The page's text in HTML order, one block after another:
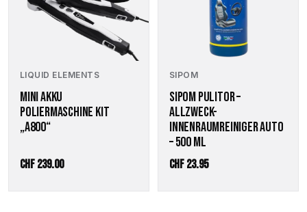
LIQUID ELEMENTS
MINI AKKU
POLIERMASCHINE KIT
„A800“
CHF239.00
SIPOM
SIPOM PULITOR –
ALLZWECK-
INNENRAUMREINIGER AUTO
– 500 ML
CHF23.95